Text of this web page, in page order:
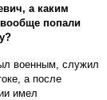
а каким
попали
военным, служил
а после
имел